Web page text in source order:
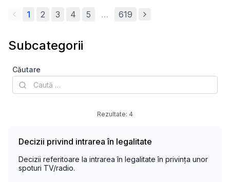
1 2 3 4 5 … 619
Subcategorii
Căutare
Rezultate: 4
Decizii privind intrarea în legalitate
Decizii referitoare la intrarea în legalitate în privința unor
spoturi TV/radio.